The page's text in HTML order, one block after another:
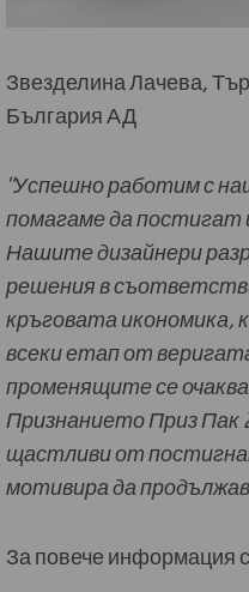
Звезделина Лачева,
България АД
"Успешно работим с
помагаме да постигат
Нашите дизайнери
решения в
кръговата икономика,
всеки етап от
променящите се
Признанието Приз Пак
щастливи от
мотивира да
За повече информация